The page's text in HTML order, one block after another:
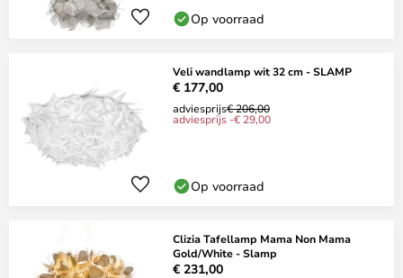
Op voorraad
Veli wandlamp wit 32 cm - SLAMP
€ 177,00
adviesprijs€ 206,00
adviesprijs -€ 29,00
Op voorraad
Clizia Tafellamp Mama Non Mama
Gold/White - Slamp
€ 231,00